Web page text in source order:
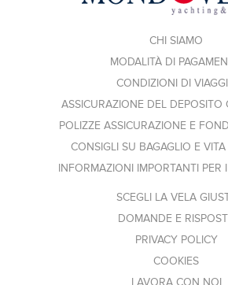
CHI SIAMO
MODALITÀ DI
CONDIZIONI DI
ASSICURAZIONE DEL DEPOSITO
POLIZZE ASSICURAZIONE E
CONSIGLI SU BAGAGLIO E
INFORMAZIONI IMPORTANTI PER
SCEGLI LA VELA
DOMANDE E
PRIVACY POLICY
COOKIES
LAVORA CON NOI